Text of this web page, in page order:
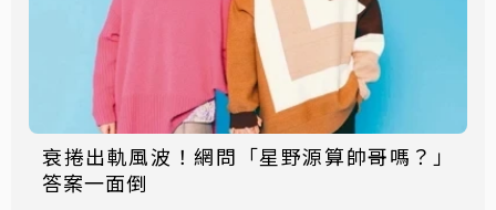
衰捲出軌風波！網問「星野源算帥哥嗎？」
答案一面倒